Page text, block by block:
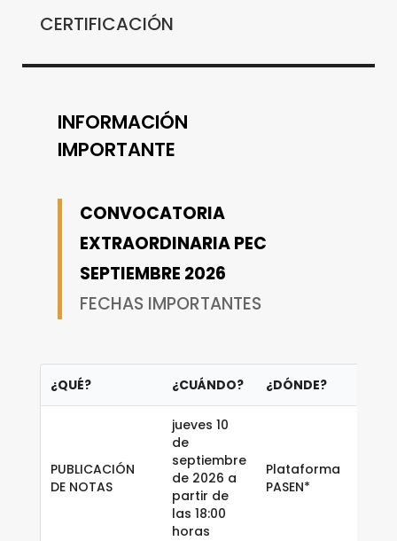
CERTIFICACIÓN
INFORMACIÓN
IMPORTANTE
CONVOCATORIA
EXTRAORDINARIA PEC
SEPTIEMBRE 2026
FECHAS IMPORTANTES
¿QUÉ? ¿CUÁNDO? ¿DÓNDE?
PUBLICACIÓN
DE NOTAS
jueves 10
de
septiembre
de 2026 a
partir de
las 18:00
horas
Plataforma
PASEN*